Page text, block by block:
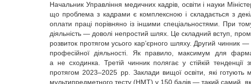
Начальник Управління медичних кадрів, освіти і науки
що проблема з кадрами є комплексною і складається з
оплати праці порівняно із іншими спеціальностями. При
діяльність — доволі непростий шлях. Це складний вступ,
розвиток протягом усього кар’єрного шляху. Другий чинник —
професійної діяльності. Як правило, максимум для
а не сходинка. Третій чинник полягає у стійкій тенденції
протягом 2023–2025 рр. Заклади вищої освіти, які готують
мультипредметного тесту (НМТ) у 150 балів — такий самий, як